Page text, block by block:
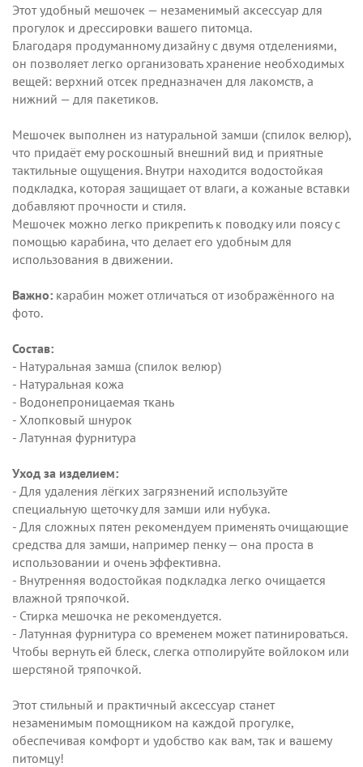
Этот удобный мешочек — незаменимый аксессуар для
прогулок и дрессировки вашего питомца.
Благодаря продуманному дизайну с двумя отделениями,
он позволяет легко организовать хранение необходимых
вещей: верхний отсек предназначен для лакомств, а
нижний — для пакетиков.
Мешочек выполнен из натуральной замши (спилок велюр),
что придаёт ему роскошный внешний вид и приятные
тактильные ощущения. Внутри находится водостойкая
подкладка, которая защищает от влаги, а кожаные вставки
добавляют прочности и стиля.
Мешочек можно легко прикрепить к поводку или поясу с
помощью карабина, что делает его удобным для
использования в движении.
Важно: карабин может отличаться от изображённого на
фото.
Состав:
- Натуральная замша (спилок велюр)
- Натуральная кожа
- Водонепроницаемая ткань
- Хлопковый шнурок
- Латунная фурнитура
Уход за изделием:
- Для удаления лёгких загрязнений используйте
специальную щеточку для замши или нубука.
- Для сложных пятен рекомендуем применять очищающие
средства для замши, например пенку — она проста в
использовании и очень эффективна.
- Внутренняя водостойкая подкладка легко очищается
влажной тряпочкой.
- Стирка мешочка не рекомендуется.
- Латунная фурнитура со временем может патинироваться.
Чтобы вернуть ей блеск, слегка отполируйте войлоком или
шерстяной тряпочкой.
Этот стильный и практичный аксессуар станет
незаменимым помощником на каждой прогулке,
обеспечивая комфорт и удобство как вам, так и вашему
питомцу!